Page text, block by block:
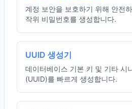
계정 보안을 보호하기 위해 안전
작위 비밀번호를 생성합니다.
UUID 생성기
데이터베이스 기본 키 및 기타 시
(UUID)를 빠르게 생성합니다.